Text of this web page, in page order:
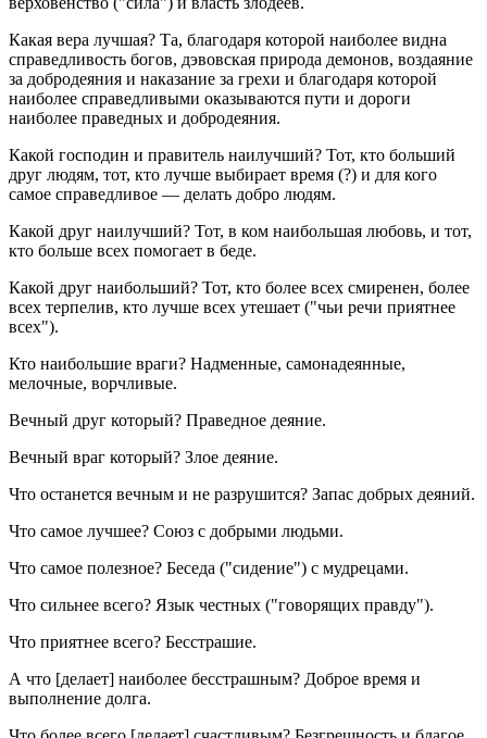
Какая вера лучшая? Та, благодаря которой наиболее видна
справедливость богов, дэвовская природа демонов, воздаяние
за добродеяния и наказание за грехи и благодаря которой
наиболее справедливыми оказываются пути и дороги
наиболее праведных и добродеяния.
Какой господин и правитель наилучший? Тот, кто больший
друг людям, тот, кто лучше выбирает время (?) и для кого
самое справедливое — делать добро людям.
Какой друг наилучший? Тот, в ком наибольшая любовь, и тот,
кто больше всех помогает в беде.
Какой друг наибольший? Тот, кто более всех смиренен, более
всех терпелив, кто лучше всех утешает ("чьи речи приятнее
всех").
Кто наибольшие враги? Надменные, самонадеянные,
мелочные, ворчливые.
Вечный друг который? Праведное деяние.
Вечный враг который? Злое деяние.
Что останется вечным и не разрушится? Запас добрых деяний.
Что самое лучшее? Союз с добрыми людьми.
Что самое полезное? Беседа ("сидение") с мудрецами.
Что сильнее всего? Язык честных ("говорящих правду").
Что приятнее всего? Бесстрашие.
А что [делает] наиболее бесстрашным? Доброе время и
выполнение долга.